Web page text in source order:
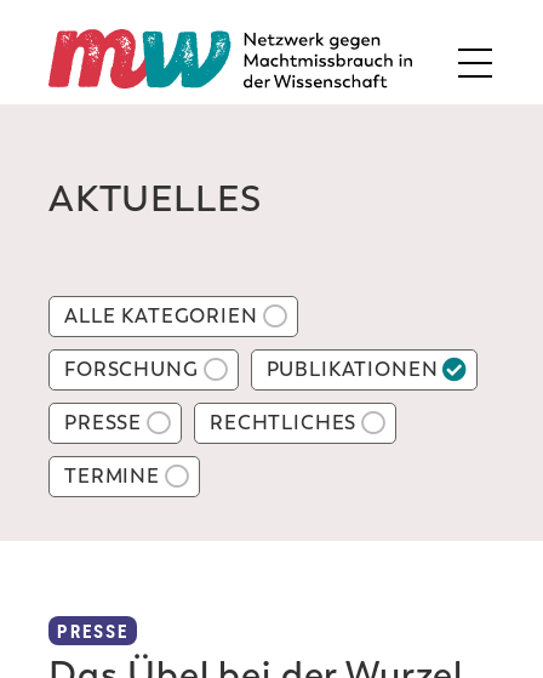
AKTUELLES
ALLE KATEGORIEN
FORSCHUNG PUBLIKATIONEN
PRESSE RECHTLICHES
TERMINE
PRESSE